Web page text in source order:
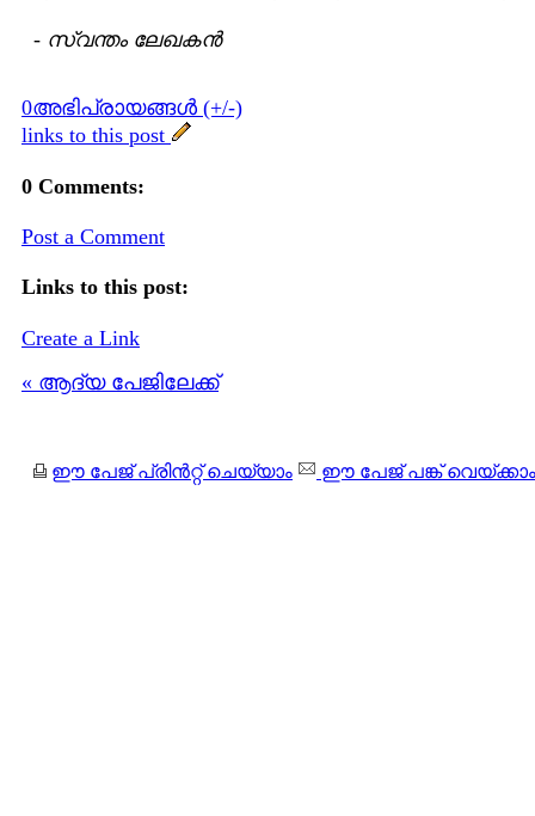
- സ്വന്തം ലേഖകന്‍
0അഭിപ്രായങ്ങള്‍ (+/-)
links to this post
0 Comments:
Post a Comment
Links to this post:
Create a Link
« ആദ്യ പേജിലേക്ക്
ഈ പേജ് പ്രിന്‍റ്റ് ചെയ്യാം ഈ പേജ് പങ്ക് വെയ്ക്കാം